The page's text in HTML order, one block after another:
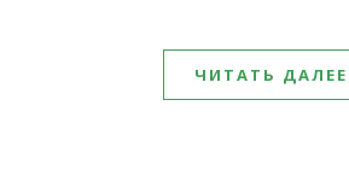
ЧИТАТЬ ДАЛЕЕ